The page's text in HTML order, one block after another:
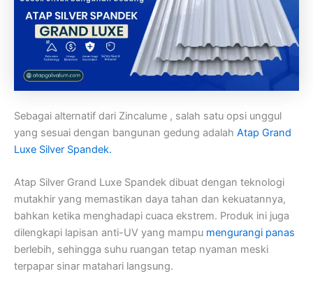
Sebagai alternatif dari Zincalume , salah satu opsi unggul
yang sesuai dengan bangunan gedung adalah Atap Grand
Luxe Silver Spandek.
Atap Silver Grand Luxe Spandek dibuat dengan teknologi
mutakhir yang memastikan daya tahan dan kekuatannya,
bahkan ketika menghadapi cuaca ekstrem. Produk ini juga
dilengkapi lapisan anti-UV yang mampu mengurangi panas
berlebih, sehingga suhu ruangan tetap nyaman meski
terpapar sinar matahari langsung.